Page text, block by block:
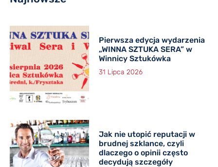
Pierwsza edycja wydarzenia
„WINNA SZTUKA SERA” w
Winnicy Sztukówka
31 Lipca 2026
Jak nie utopić reputacji w
brudnej szklance, czyli
dlaczego o opinii często
decydują szczegóły